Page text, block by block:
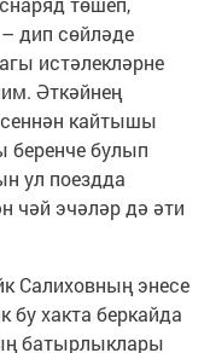
дип сөйләде
истәлекләрне
Әткәйнең
кайтышы
беренче булып
ул поездда
чәй эчәләр дә әти
Салиховның энесе
хакта беркайда
батырлыклары